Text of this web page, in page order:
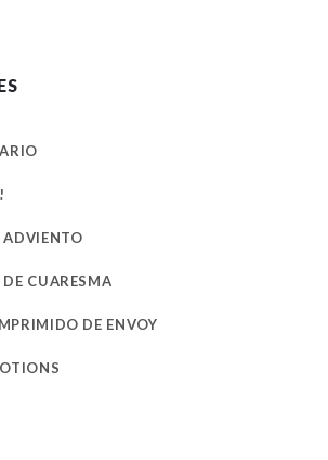
ADVIENTO
CUARESMA
DE ENVOY